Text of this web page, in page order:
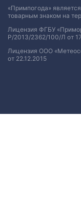
«Примпогода»
товарным знаком на
Лицензия ФГБУ
Р/2013/2362/100/Л от
Лицензия ООО
от 22.12.2015